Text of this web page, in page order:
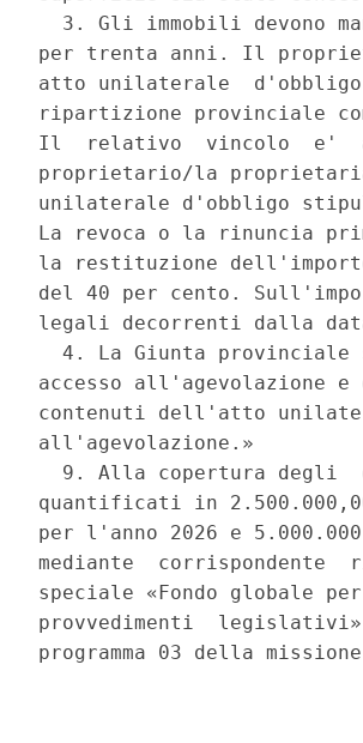
3. Gli immobili devono
per trenta anni. Il
atto unilaterale
ripartizione provinciale
Il  relativo  vincolo  e'
proprietario/la
unilaterale d'obbligo
La revoca o la rinuncia
la restituzione
del 40 per cento.
legali decorrenti dalla
4. La Giunta provinciale
accesso all'agevolazione
contenuti dell'atto
all'agevolazione.»
9. Alla copertura degli
quantificati in
per l'anno 2026 e
mediante  corrispondente
speciale «Fondo globale
provvedimenti